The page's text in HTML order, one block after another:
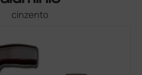
cinzento